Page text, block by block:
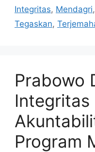
Integritas, Mendagri,
Tegaskan,
Prabowo
Integritas
Program